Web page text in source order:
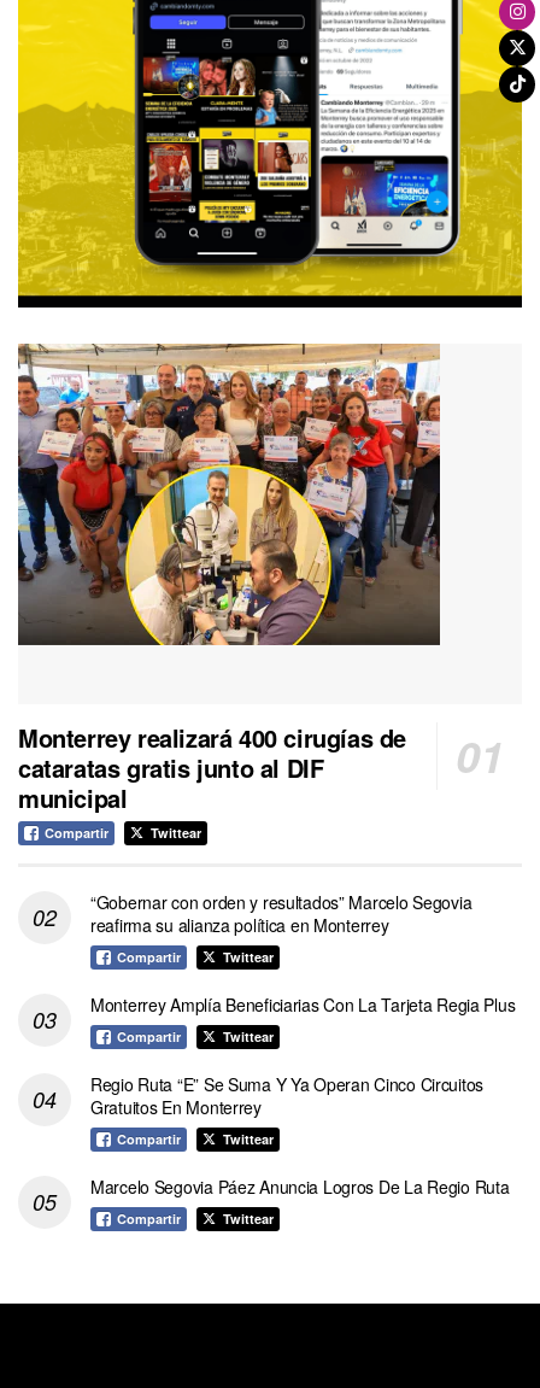
Monterrey realizará 400 cirugías de
cataratas gratis junto al DIF
municipal
Compartir Twittear
“Gobernar con orden y resultados” Marcelo Segovia
reafirma su alianza política en Monterrey
Compartir Twittear
Monterrey Amplía Beneficiarias Con La Tarjeta Regia Plus
Compartir Twittear
Regio Ruta “E” Se Suma Y Ya Operan Cinco Circuitos
Gratuitos En Monterrey
Compartir Twittear
Marcelo Segovia Páez Anuncia Logros De La Regio Ruta
Compartir Twittear